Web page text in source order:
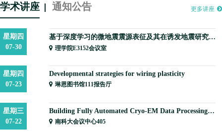
学术讲座 通知公告
星期四
07-30
基于深度学习的微地震震源表征及其在诱发地震研究中的应用
理学院E3152会议室
星期四
07-23
Developmental strategies for wiring plasticity
琳恩图书馆111报告厅
星期三
07-22
Building Fully Automated Cryo-EM Data Processing Pipeline with Foundation Model
南科大会议中心405
更多讲座